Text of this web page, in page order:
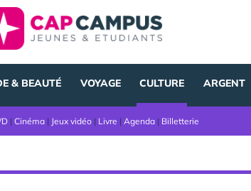
& BEAUTÉ VOYAGE CULTURE ARGENT
| Cinéma | Jeux vidéo | Livre | Agenda | Billetterie